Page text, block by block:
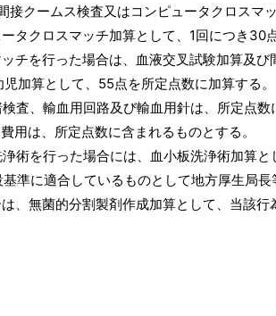
ームス検査又はコンピュータクロスマ
スマッチ加算として、1回につき30点
った場合は、血液交叉試験加算及び間
算として、55点を所定点数に加算する。
、輸血用回路及び輸血用針は、所定点数
は、所定点数に含まれるものとする。
行った場合には、血小板洗浄術加算と
に適合しているものとして地方厚生局長
的分割製剤作成加算として、当該行為